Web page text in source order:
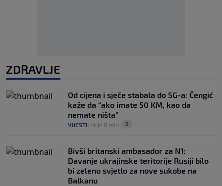
ZDRAVLJE
Od cijena i sječe stabala do 5G-a: Čengić
kaže da “ako imate 50 KM, kao da
nemate ništa”
VIJESTI prije 8 min 0
Bivši britanski ambasador za N1:
Davanje ukrajinske teritorije Rusiji bilo
bi zeleno svjetlo za nove sukobe na
Balkanu